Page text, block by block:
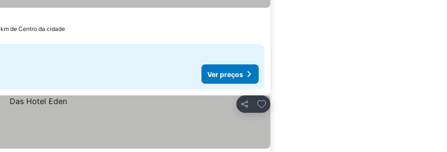
km de Centro da cidade
Ver preços
Partilhar
Adicionar aos favoritos